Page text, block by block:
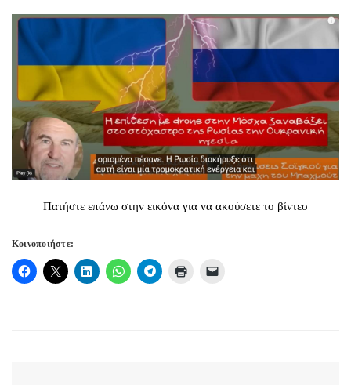
Πατήστε επάνω στην εικόνα για να ακούσετε το βίντεο
Κοινοποιήστε: